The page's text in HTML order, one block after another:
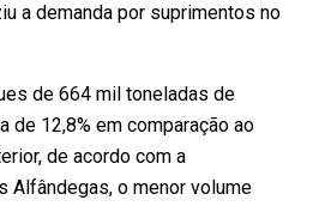
a demanda por suprimentos no
de 664 mil toneladas de
de 12,8% em comparação ao
de acordo com a
Alfândegas, o menor volume